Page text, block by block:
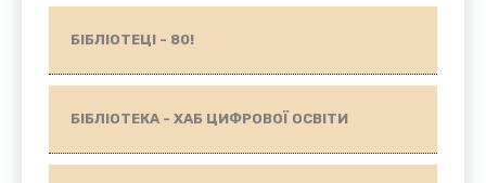
БІБЛІОТЕЦІ - 80!
БІБЛІОТЕКА - ХАБ ЦИФРОВОЇ ОСВІТИ